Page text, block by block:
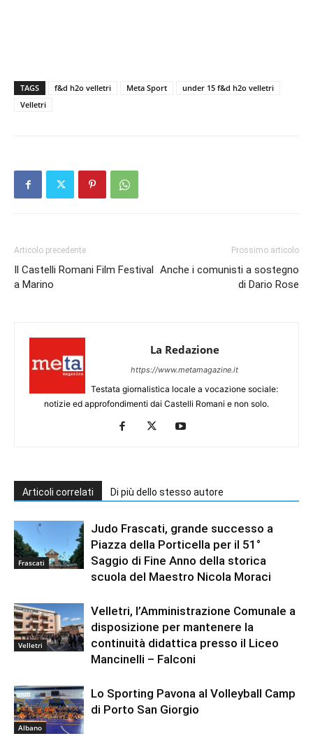
TAGS f&d h2o velletri Meta Sport
under 15 f&d h2o velletri
Velletri
Articolo precedente
Il Castelli Romani Film Festival
a Marino
Prossimo articolo
Anche i comunisti a sostegno
di Dario Rose
La Redazione
https://www.metamagazine.it
Testata giornalistica locale a vocazione sociale:
notizie ed approfondimenti dai Castelli Romani e non solo.
Articoli correlati Di più dello stesso autore
Frascati
Judo Frascati, grande successo a
Piazza della Porticella per il 51°
Saggio di Fine Anno della storica
scuola del Maestro Nicola Moraci
Velletri
Velletri, l’Amministrazione Comunale a
disposizione per mantenere la
continuità didattica presso il Liceo
Mancinelli – Falconi
Albano
Lo Sporting Pavona al Volleyball Camp
di Porto San Giorgio